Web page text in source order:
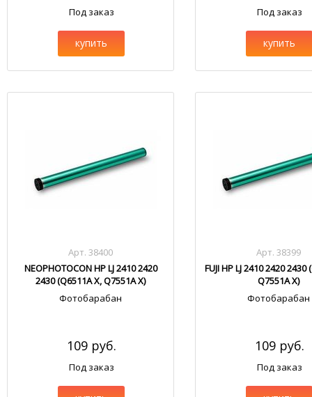
Под заказ
купить
Под заказ
купить
Арт. 38400
NEOPHOTOCON HP LJ 2410 2420
2430 (Q6511A X, Q7551A X)
Фотобарабан
109 руб.
Под заказ
Арт. 38399
FUJI HP LJ 2410 2420 2430
Q7551A X)
Фотобарабан
109 руб.
Под заказ